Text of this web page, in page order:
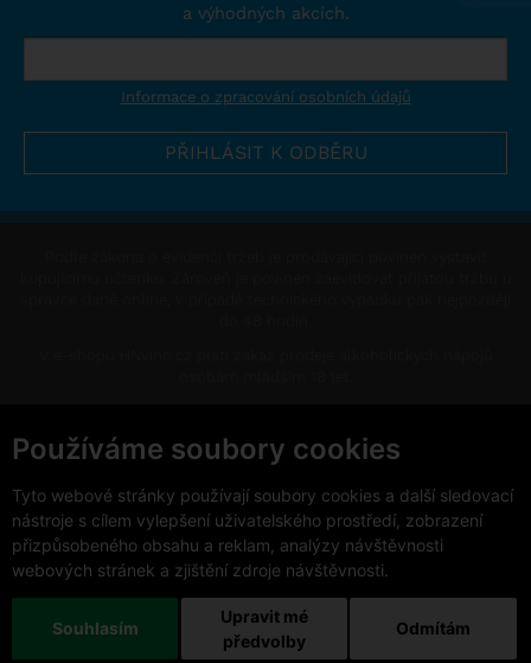
Používáme soubory cookies
Tyto webové stránky používají soubory cookies a další sledovací
nástroje s cílem vylepšení uživatelského prostředí, zobrazení
přizpůsobeného obsahu a reklam, analýzy návštěvnosti
webových stránek a zjištění zdroje návštěvnosti.
Souhlasím Odmítám
Upravit mé
předvolby
a výhodných akcích.
Informace o zpracování osobních údajů
Změnit nastavení cookies
Copyright © 2026 VinoDoc s.r.o. Všechna práva vyhrazena.